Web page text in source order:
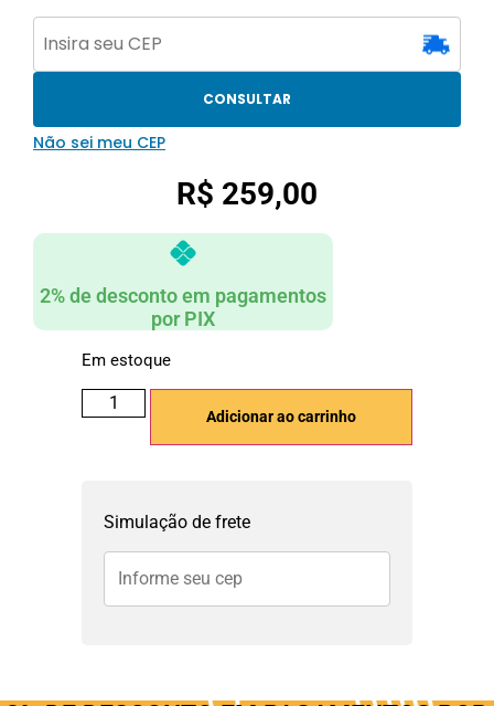
CONSULTAR
Não sei meu CEP
R$ 259,00
2% de desconto em pagamentos
por PIX
Em estoque
Adicionar ao carrinho
Simulação de frete